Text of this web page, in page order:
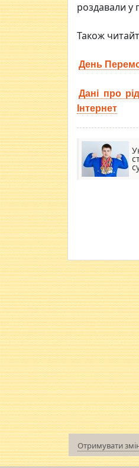
роздавали у
Також
День
Дані про
Інтернет
Отримувати